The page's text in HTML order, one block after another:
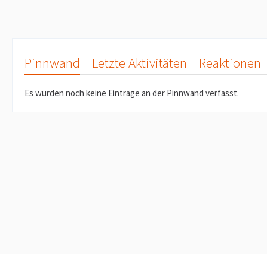
Pinnwand Letzte Aktivitäten Reaktionen
Es wurden noch keine Einträge an der Pinnwand verfasst.